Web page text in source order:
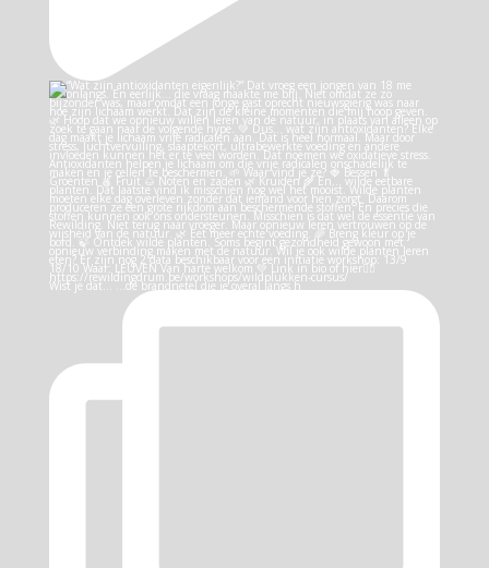
Wist je dat… …de brandnetel die je overal langs h